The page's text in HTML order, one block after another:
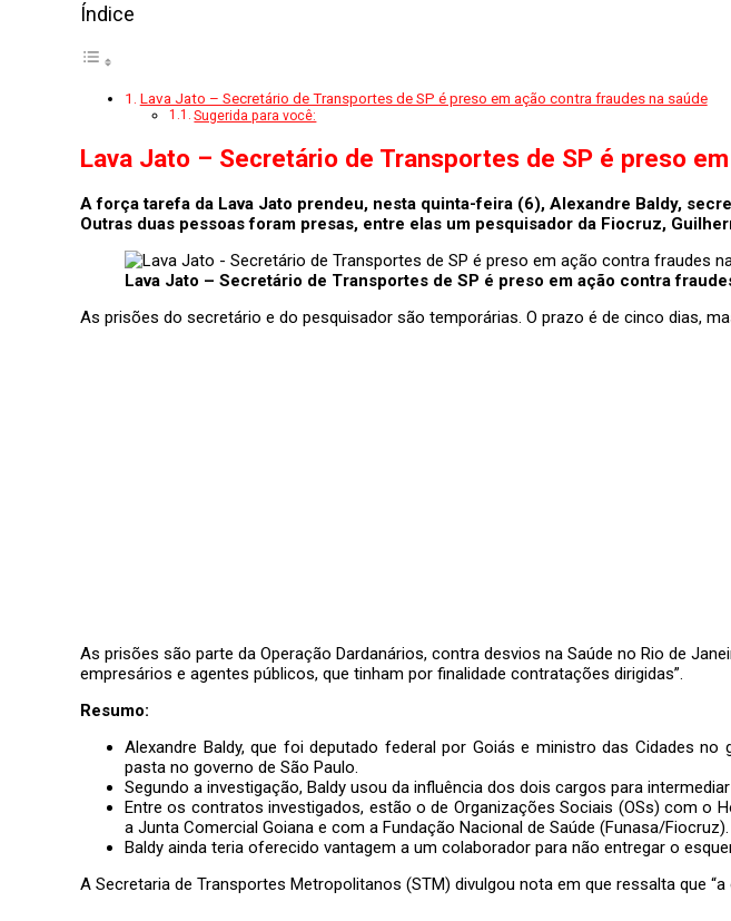
Índice
Lava Jato – Secretário de Transportes de SP é preso em ação contra fraudes na saúde
Sugerida para você:
Lava Jato – Secretário de Transportes de SP é preso
A força tarefa da Lava Jato prendeu, nesta quinta-feira (6), Alexandre Baldy,
Outras duas pessoas foram presas, entre elas um pesquisador da Fiocruz,
Lava Jato – Secretário de Transportes de SP é preso em ação contra
As prisões do secretário e do pesquisador são temporárias. O prazo é de cinco dias,
As prisões são parte da Operação Dardanários, contra desvios na Saúde no Rio de
empresários e agentes públicos, que tinham por finalidade contratações dirigidas”.
Resumo:
Alexandre Baldy, que foi deputado federal por Goiás e ministro das Cidades no
pasta no governo de São Paulo.
Segundo a investigação, Baldy usou da influência dos dois cargos para
Entre os contratos investigados, estão o de Organizações Sociais (OSs) com o
a Junta Comercial Goiana e com a Fundação Nacional de Saúde (Funasa/Fiocruz).
Baldy ainda teria oferecido vantagem a um colaborador para não entregar o
A Secretaria de Transportes Metropolitanos (STM) divulgou nota em que ressalta que